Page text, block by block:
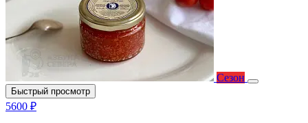
Сезон
Быстрый просмотр
5600 ₽